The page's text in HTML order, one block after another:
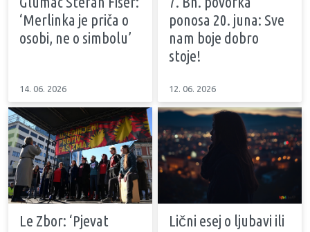
‘Merlinka je priča o
osobi, ne o simbolu’
14. 06. 2026
ponosa 20. juna: Sve
nam boje dobro
stoje!
12. 06. 2026
Le Zbor: ‘Pjevat
Lični esej o ljubavi ili